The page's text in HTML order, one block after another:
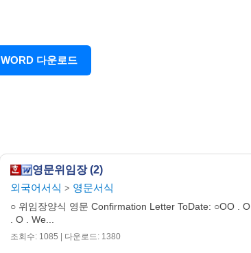
WORD 다운로드
영문위임장 (2)
외국어서식 > 영문서식
○ 위임장양식 영문 Confirmation Letter ToDate: ○OO . O
. O . We...
조회수: 1085 | 다운로드: 1380